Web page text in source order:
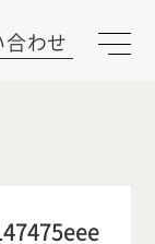
合わせ